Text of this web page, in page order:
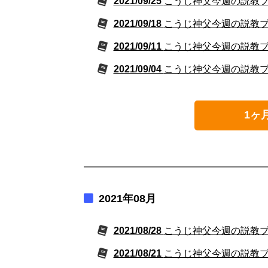
2021/09/18 こうじ神父今週の説教
2021/09/11 こうじ神父今週の説教
2021/09/04 こうじ神父今週の説教
1ヶ
2021年08月
2021/08/28 こうじ神父今週の説教
2021/08/21 こうじ神父今週の説教